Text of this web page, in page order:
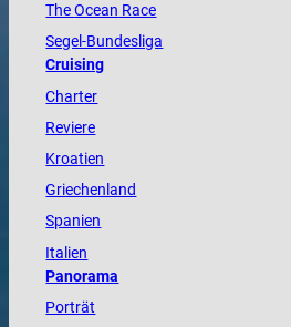
TheOcean Race
Segel-Bundesliga
Cruising
Charter
Reviere
Kroatien
Griechenland
Spanien
Italien
Panorama
Porträt